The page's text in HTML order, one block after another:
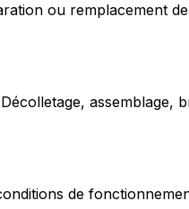
ou remplacement
assemblage,
de